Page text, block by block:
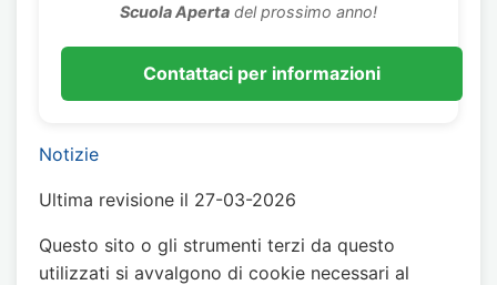
Scuola Aperta del prossimo anno!
Contattaci per informazioni
Notizie
Ultima revisione il 27-03-2026
Questo sito o gli strumenti terzi da questo
utilizzati si avvalgono di cookie necessari al